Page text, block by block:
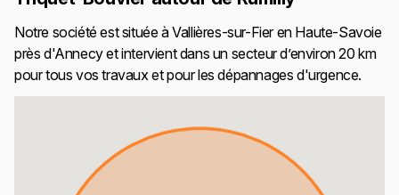
Notre société est située à Vallières-sur-Fier en Haute-Savoie
près d'Annecy et intervient dans un secteur d’environ 20 km
pour tous vos travaux et pour les dépannages d'urgence.